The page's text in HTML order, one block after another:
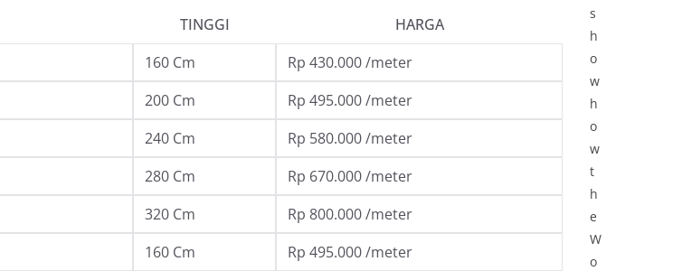
TINGGI
HARGA
160 Cm
Rp 430.000 /meter
200 Cm
Rp 495.000 /meter
240 Cm
Rp 580.000 /meter
280 Cm
Rp 670.000 /meter
320 Cm
Rp 800.000 /meter
160 Cm
Rp 495.000 /meter
s
h
o
w
h
o
w
t
h
e
W
o